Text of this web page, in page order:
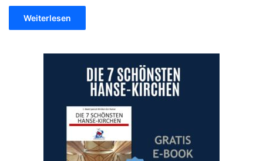
Weiterlesen